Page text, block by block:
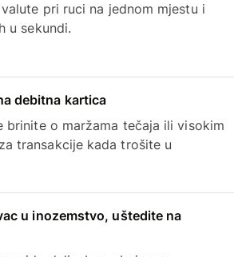
pri ruci na jednom mjestu i
u sekundi.
debitna kartica
brinite o maržama tečaja ili visokim
transakcije kada trošite u
u inozemstvo, uštedite na